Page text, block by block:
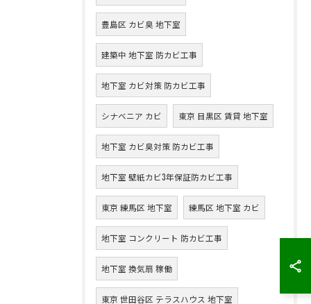
豊島区 カビ臭 地下室
建築中 地下室 防カビ工事
地下室 カビ対策 防カビ工事
シナベニア カビ 東京 目黒区 賃貸 地下室
地下室 カビ臭対策 防カビ工事
地下室 壁紙カビ3年保証防カビ工事
東京 練馬区 地下室 練馬区 地下室 カビ
地下室 コンクリート 防カビ工事
地下室 換気扇 稼働
東京 世田谷区 テラスハウス 地下室